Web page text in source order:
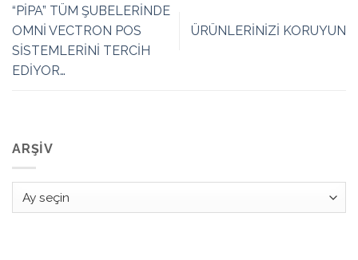
“PİPA” TÜM ŞUBELERİNDE
OMNİ VECTRON POS
SİSTEMLERİNİ TERCİH
EDİYOR…
ÜRÜNLERİNİZİ KORUYUN
ARŞIV
Arşiv